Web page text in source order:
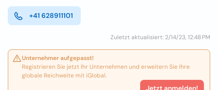
+41 628911101
Zuletzt aktualisiert: 2/14/23, 12:48 PM
Unternehmer aufgepasst!
Registrieren Sie jetzt Ihr Unternehmen und erweitern Sie Ihre
globale Reichweite mit iGlobal.
Jetzt anmelden!